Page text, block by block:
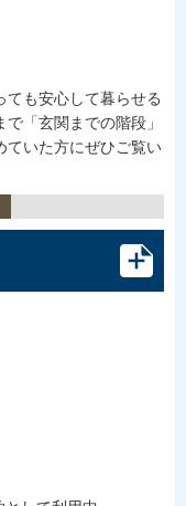
ても安心して暮らせる
「玄関までの階段」
ていた方にぜひご覧い